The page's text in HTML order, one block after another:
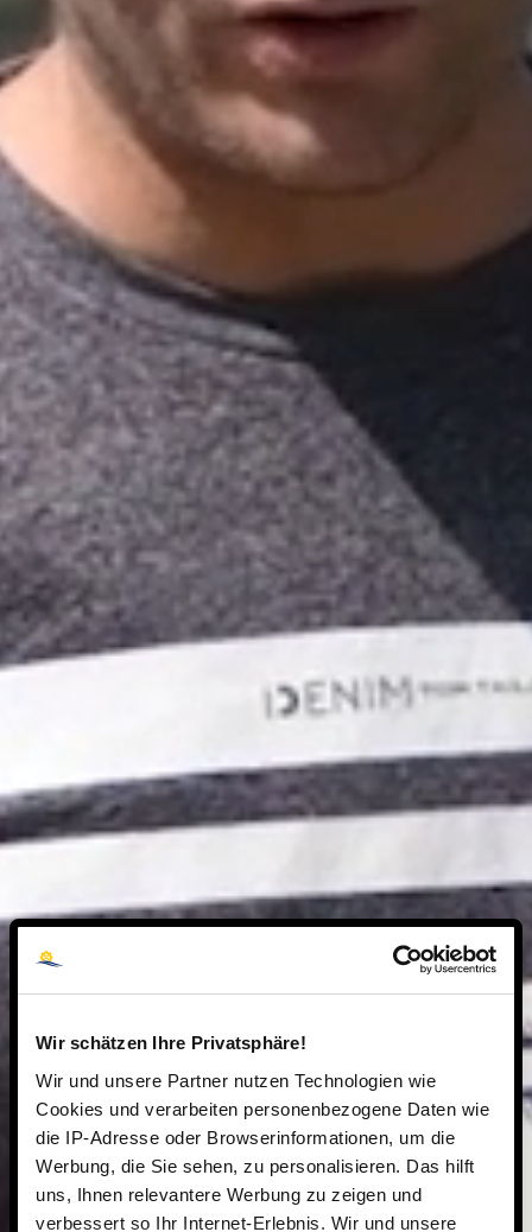
Wir schätzen Ihre Privatsphäre!
Wir und unsere Partner nutzen Technologien wie
Cookies und verarbeiten personenbezogene Daten wie
die IP-Adresse oder Browserinformationen, um die
Werbung, die Sie sehen, zu personalisieren. Das hilft
uns, Ihnen relevantere Werbung zu zeigen und
verbessert so Ihr Internet-Erlebnis. Wir und unsere